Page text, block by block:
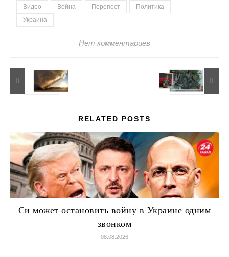
Видео Война Перепост
Политика
Украина
Нет комментариев
RELATED POSTS
Си может остановить войну в Украине одним
звонком
08.08.2026